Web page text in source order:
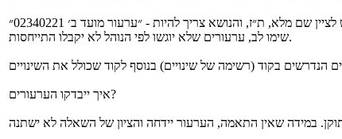
שימו לב, ערעורים שלא יוגשו לפי הנוהל לא יקבלו התייחסות.
איך ייבדקו הערעורים?